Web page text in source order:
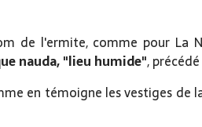
de l'ermite, comme pour La
nauda, "lieu humide",
en témoigne les vestiges de